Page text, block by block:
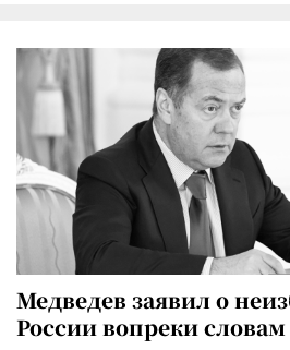
Медведев заявил о
России вопреки